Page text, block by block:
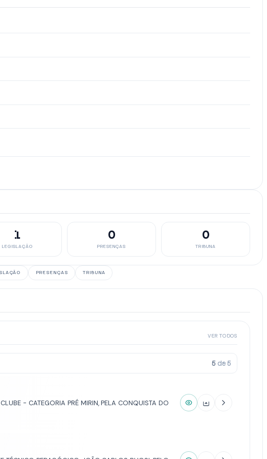
1
LEGISLAÇÃO
0
PRESENÇAS
0
TRIBUNA
PRESENÇAS TRIBUNA
VER TODOS
5 de5
- CATEGORIA PRÉ MIRIN, PELA CONQUISTA DO